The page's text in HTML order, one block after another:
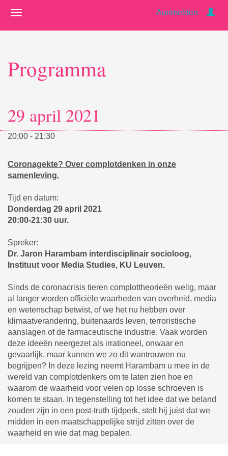
Aanmelden
Programma
29 april 2021
20:00 - 21:30
Coronagekte? Over complotdenken in onze
samenleving.
Tijd en datum:
Donderdag 29 april 2021
20:00-21:30 uur.
Spreker:
Dr. Jaron Harambam interdisciplinair socioloog,
Instituut voor Media Studies, KU Leuven.
Sinds de coronacrisis tieren complottheorieën welig, maar
al langer worden officiële waarheden van overheid, media
en wetenschap betwist, of we het nu hebben over
klimaatverandering, buitenaards leven, terroristische
aanslagen of de farmaceutische industrie. Vaak worden
deze ideeën neergezet als irrationeel, onwaar en
gevaarlijk, maar kunnen we zo dit wantrouwen nu
begrijpen? In deze lezing neemt Harambam u mee in de
wereld van complotdenkers om te laten zien hoe en
waarom de waarheid voor velen op losse schroeven is
komen te staan. In tegenstelling tot het idee dat we beland
zouden zijn in een post-truth tijdperk, stelt hij juist dat we
midden in een maatschappelijke strijd zitten over de
waarheid en wie dat mag bepalen.